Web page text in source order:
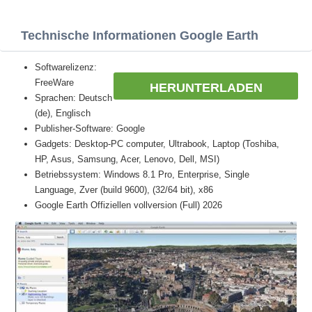
Technische Informationen Google Earth
HERUNTERLADEN
Softwarelizenz:
FreeWare
Sprachen: Deutsch
(de), Englisch
Publisher-Software: Google
Gadgets: Desktop-PC computer, Ultrabook, Laptop (Toshiba,
HP, Asus, Samsung, Acer, Lenovo, Dell, MSI)
Betriebssystem: Windows 8.1 Pro, Enterprise, Single
Language, Zver (build 9600), (32/64 bit), x86
Google Earth Offiziellen vollversion (Full) 2026